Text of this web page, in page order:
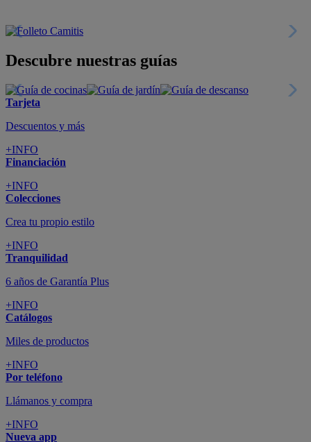
Descubre nuestras guías
Tarjeta
Descuentos y más
+INFO
Financiación
+INFO
Colecciones
Crea tu propio estilo
+INFO
Tranquilidad
6 años de Garantía Plus
+INFO
Catálogos
Miles de productos
+INFO
Por teléfono
Llámanos y compra
+INFO
Nueva app